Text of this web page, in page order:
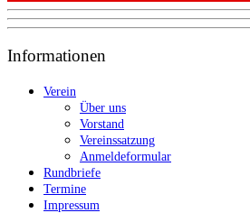
Informationen
Verein
Über uns
Vorstand
Vereinssatzung
Anmeldeformular
Rundbriefe
Termine
Impressum